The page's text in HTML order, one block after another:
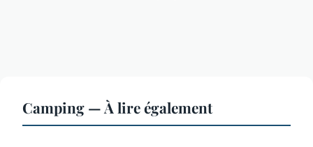
Camping — À lire également